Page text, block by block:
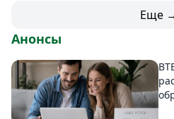
Еще
Анонсы